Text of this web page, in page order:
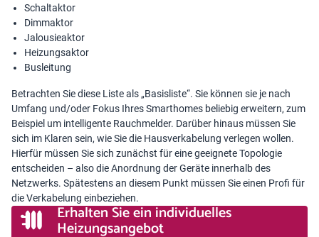
Schaltaktor
Dimmaktor
Jalousieaktor
Heizungsaktor
Busleitung
Betrachten Sie diese Liste als „Basisliste“. Sie können sie je nach
Umfang und/oder Fokus Ihres Smarthomes beliebig erweitern, zum
Beispiel um intelligente Rauchmelder. Darüber hinaus müssen Sie
sich im Klaren sein, wie Sie die Hausverkabelung verlegen wollen.
Hierfür müssen Sie sich zunächst für eine geeignete Topologie
entscheiden – also die Anordnung der Geräte innerhalb des
Netzwerks. Spätestens an diesem Punkt müssen Sie einen Profi für
die Verkabelung einbeziehen.
Erhalten Sie ein individuelles
Heizungsangebot